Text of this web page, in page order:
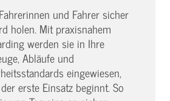
und Fahrer sicher
holen. Mit praxisnahem
werden sie in Ihre
Abläufe und
eingewiesen,
erste Einsatz beginnt. So